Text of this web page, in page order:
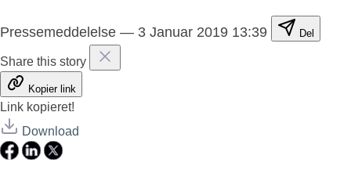
Pressemeddelelse — 3 Januar 2019 13:39 Del
Share this story
Kopier link
Link kopieret!
Download